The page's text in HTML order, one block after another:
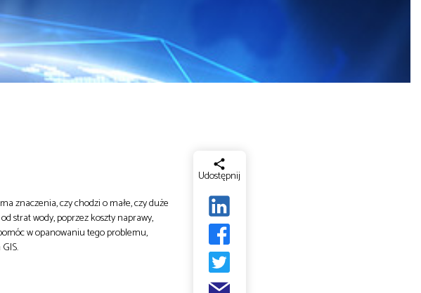
znaczenia, czy chodzi o małe, czy duże
strat wody, poprzez koszty naprawy,
w opanowaniu tego problemu,
Udostępnij